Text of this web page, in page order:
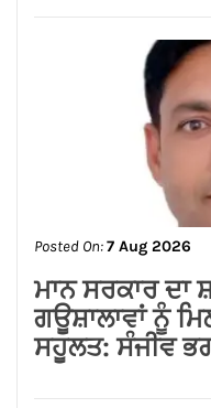
Posted On:7 Aug 2026
ਮਾਨ ਸਰਕਾਰ ਦਾ
ਗਊਸ਼ਾਲਾਵਾਂ ਨੂੰ
ਸਹੂਲਤ: ਸੰਜੀਵ